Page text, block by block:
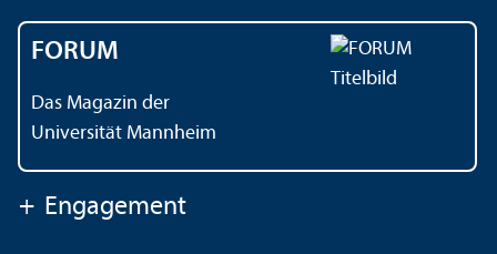
FORUM
Das Magazin der
Universität Mannheim
+ Engagement